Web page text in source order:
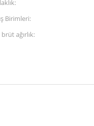
Birimleri:
ağırlık: